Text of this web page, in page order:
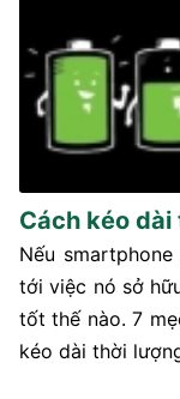
Cách kéo
Nếu
tới việc nó sở
tốt thế nào. 7
kéo dài thời